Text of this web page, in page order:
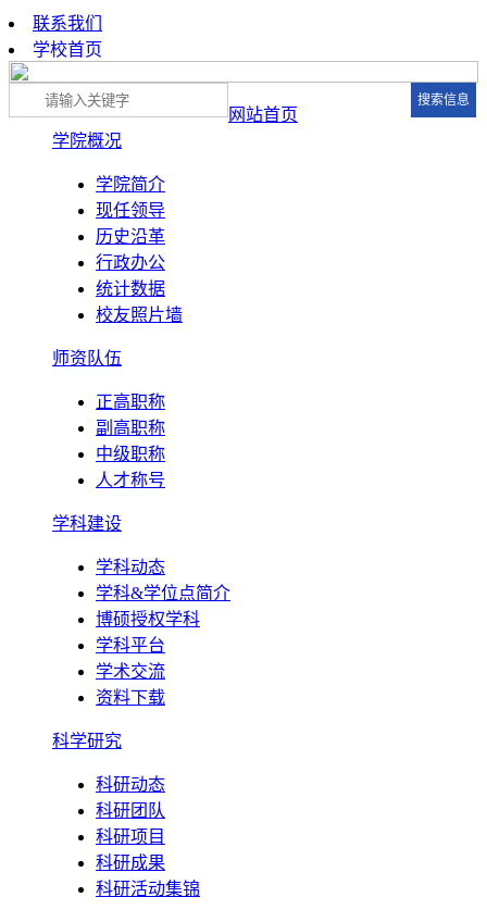
联系我们
学校首页
网站首页
学院概况
学院简介
现任领导
历史沿革
行政办公
统计数据
校友照片墙
师资队伍
正高职称
副高职称
中级职称
人才称号
学科建设
学科动态
学科&学位点简介
博硕授权学科
学科平台
学术交流
资料下载
科学研究
科研动态
科研团队
科研项目
科研成果
科研活动集锦